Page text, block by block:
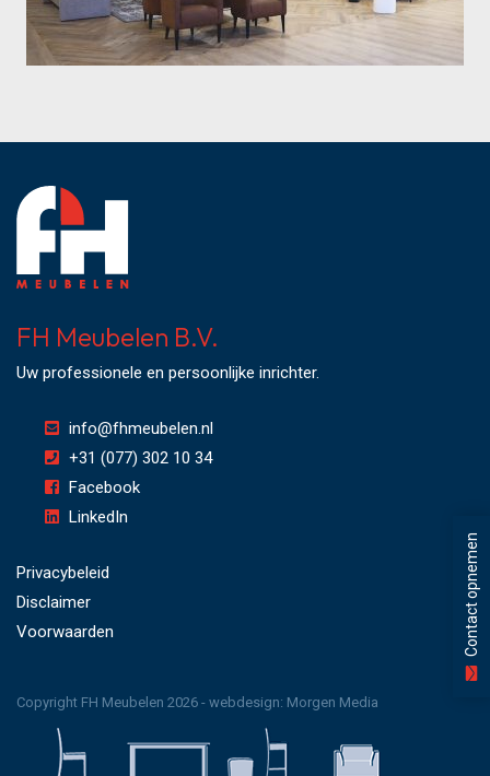
Contact opnemen
FH Meubelen B.V.
Uw professionele en persoonlijke inrichter.
info@fhmeubelen.nl
+31 (077) 302 10 34
Facebook
LinkedIn
Privacybeleid
Disclaimer
Voorwaarden
Copyright FH Meubelen 2026 - webdesign: Morgen Media